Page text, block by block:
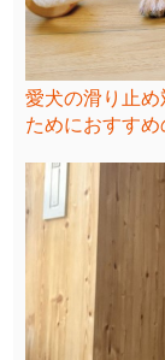
愛犬の滑り止
ためにおすすめ